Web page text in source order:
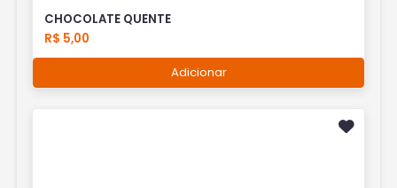
CHOCOLATE QUENTE
R$ 5,00
Adicionar